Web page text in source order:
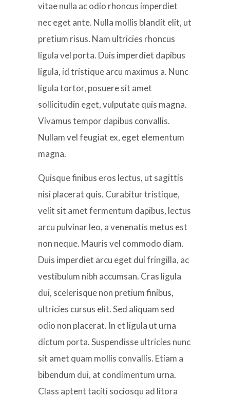
vitae nulla ac odio rhoncus imperdiet
nec eget ante. Nulla mollis blandit elit, ut
pretium risus. Nam ultricies rhoncus
ligula vel porta. Duis imperdiet dapibus
ligula, id tristique arcu maximus a. Nunc
ligula tortor, posuere sit amet
sollicitudin eget, vulputate quis magna.
Vivamus tempor dapibus convallis.
Nullam vel feugiat ex, eget elementum
magna.
Quisque finibus eros lectus, ut sagittis
nisi placerat quis. Curabitur tristique,
velit sit amet fermentum dapibus, lectus
arcu pulvinar leo, a venenatis metus est
non neque. Mauris vel commodo diam.
Duis imperdiet arcu eget dui fringilla, ac
vestibulum nibh accumsan. Cras ligula
dui, scelerisque non pretium finibus,
ultricies cursus elit. Sed aliquam sed
odio non placerat. In et ligula ut urna
dictum porta. Suspendisse ultricies nunc
sit amet quam mollis convallis. Etiam a
bibendum dui, at condimentum urna.
Class aptent taciti sociosqu ad litora